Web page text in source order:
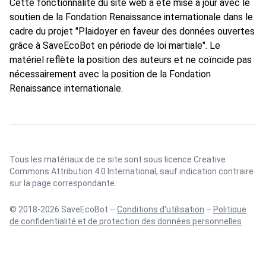
Cette fonctionnalité du site web a été mise à jour avec le
soutien de la Fondation Renaissance internationale dans le
cadre du projet "Plaidoyer en faveur des données ouvertes
grâce à SaveEcoBot en période de loi martiale". Le
matériel reflète la position des auteurs et ne coïncide pas
nécessairement avec la position de la Fondation
Renaissance internationale.
Tous les matériaux de ce site sont sous licence Creative
Commons Attribution 4.0 International , sauf indication contraire
sur la page correspondante.
© 2018-2026 SaveEcoBot – Conditions d'utilisation – Politique
de confidentialité et de protection des données personnelles